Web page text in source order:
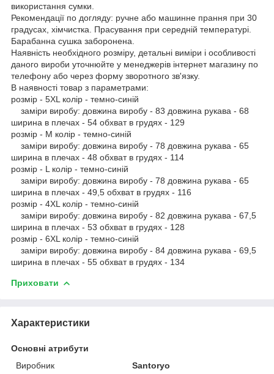
використання сумки.
Рекомендації по догляду: ручне або машинне прання при 30
градусах, хімчистка. Прасування при середній температурі.
Барабанна сушка заборонена.
Наявність необхідного розміру, детальні виміри і особливості
даного вироби уточнюйте у менеджерів інтернет магазину по
телефону або через форму зворотного зв'язку.
В наявності товар з параметрами:
розмір - 5XL колір - темно-синій
заміри виробу: довжина виробу - 83 довжина рукава - 68
ширина в плечах - 54 обхват в грудях - 129
розмір - M колір - темно-синій
заміри виробу: довжина виробу - 78 довжина рукава - 65
ширина в плечах - 48 обхват в грудях - 114
розмір - L колір - темно-синій
заміри виробу: довжина виробу - 78 довжина рукава - 65
ширина в плечах - 49,5 обхват в грудях - 116
розмір - 4XL колір - темно-синій
заміри виробу: довжина виробу - 82 довжина рукава - 67,5
ширина в плечах - 53 обхват в грудях - 128
розмір - 6XL колір - темно-синій
заміри виробу: довжина виробу - 84 довжина рукава - 69,5
ширина в плечах - 55 обхват в грудях - 134
Приховати
Характеристики
Основні атрибути
Виробник
Santoryo